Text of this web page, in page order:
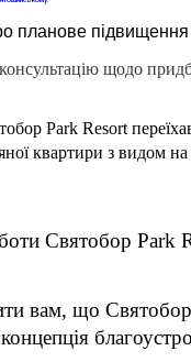
планове
щодо
Park Resort
квартири з видом
Святобор Park
вам, що